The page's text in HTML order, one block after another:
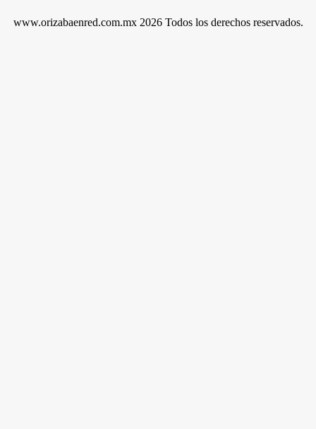
www.orizabaenred.com.mx 2026 Todos los derechos reservados.